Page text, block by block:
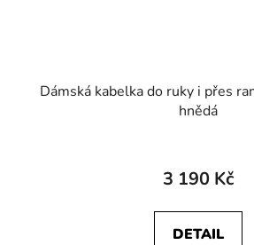
Dámská kabelka do ruky i přes
hnědá
3 190 Kč
DETAIL